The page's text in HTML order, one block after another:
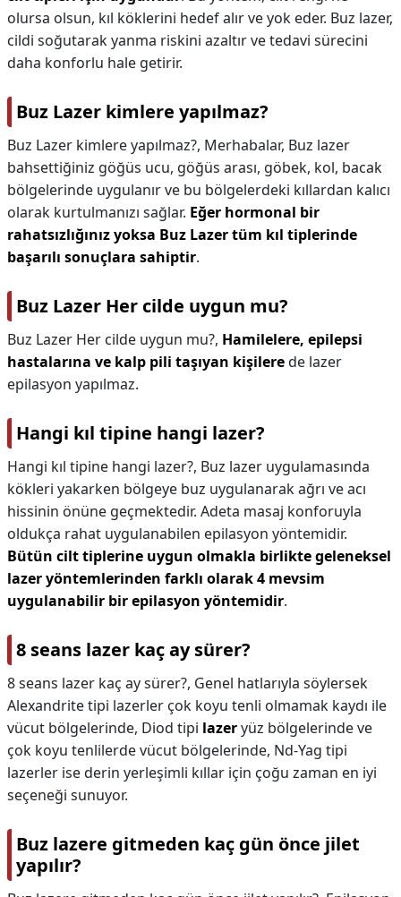
olursa olsun, kıl köklerini hedef alır ve yok eder. Buz lazer,
cildi soğutarak yanma riskini azaltır ve tedavi sürecini
daha konforlu hale getirir.
Buz Lazer kimlere yapılmaz?
Buz Lazer kimlere yapılmaz?, Merhabalar, Buz lazer
bahsettiğiniz göğüs ucu, göğüs arası, göbek, kol, bacak
bölgelerinde uygulanır ve bu bölgelerdeki kıllardan kalıcı
olarak kurtulmanızı sağlar. Eğer hormonal bir
rahatsızlığınız yoksa Buz Lazer tüm kıl tiplerinde
başarılı sonuçlara sahiptir.
Buz Lazer Her cilde uygun mu?
Buz Lazer Her cilde uygun mu?, Hamilelere, epilepsi
hastalarına ve kalp pili taşıyan kişilerede lazer
epilasyon yapılmaz.
Hangi kıl tipine hangi lazer?
Hangi kıl tipine hangi lazer?, Buz lazer uygulamasında
kökleri yakarken bölgeye buz uygulanarak ağrı ve acı
hissinin önüne geçmektedir. Adeta masaj konforuyla
oldukça rahat uygulanabilen epilasyon yöntemidir.
Bütün cilt tiplerine uygun olmakla birlikte geleneksel
lazer yöntemlerinden farklı olarak 4 mevsim
uygulanabilir bir epilasyon yöntemidir.
8 seans lazer kaç ay sürer?
8 seans lazer kaç ay sürer?, Genel hatlarıyla söylersek
Alexandrite tipi lazerler çok koyu tenli olmamak kaydı ile
vücut bölgelerinde, Diod tipi lazeryüz bölgelerinde ve
çok koyu tenlilerde vücut bölgelerinde, Nd-Yag tipi
lazerler ise derin yerleşimli kıllar için çoğu zaman en iyi
seçeneği sunuyor.
Buz lazere gitmeden kaç gün önce jilet
yapılır?